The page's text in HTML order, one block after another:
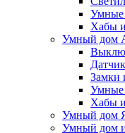
Умные
Хабы
Умный дом
Замки
Умные
Хабы
Умный дом
Умный дом и